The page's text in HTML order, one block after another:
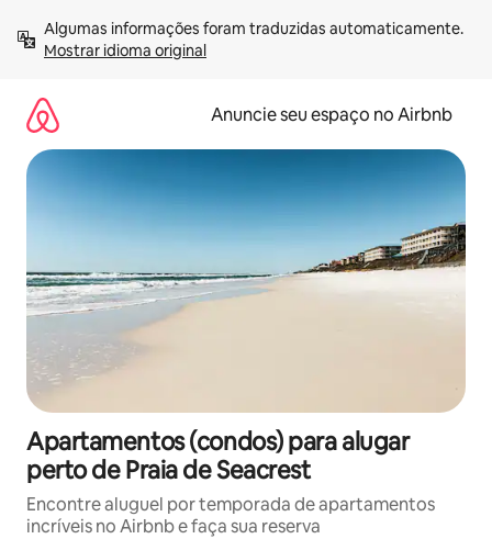
para
Mostrar idioma original
Anuncie seu espaço no Airbnb
Apartamentos (condos) para alugar
perto de Praia de Seacrest
Encontre aluguel por temporada de apartamentos
incríveis no Airbnb e faça sua reserva